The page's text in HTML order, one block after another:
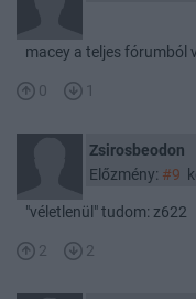
macey a teljes fórumból
0 1
Zsirosbeodon
Előzmény: #9
"véletlenül" tudom: z622
2 2